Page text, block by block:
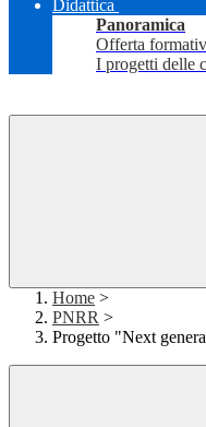
Didattica
Panoramica
Offerta
I progetti delle
Home >
PNRR >
Progetto "Next